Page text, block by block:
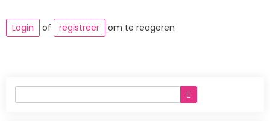
Login of registreer om te reageren